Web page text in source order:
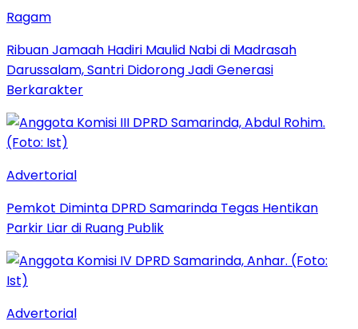
Ragam
Ribuan Jamaah Hadiri Maulid Nabi di Madrasah
Darussalam, Santri Didorong Jadi Generasi
Berkarakter
Advertorial
Pemkot Diminta DPRD Samarinda Tegas Hentikan
Parkir Liar di Ruang Publik
Advertorial